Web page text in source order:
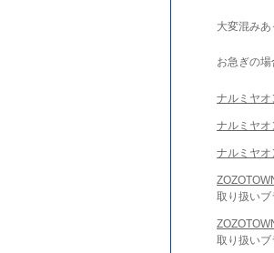
大変混み
お急ぎの場
ナルミヤ
ナルミヤ
ナルミヤ
取り扱い
取り扱い